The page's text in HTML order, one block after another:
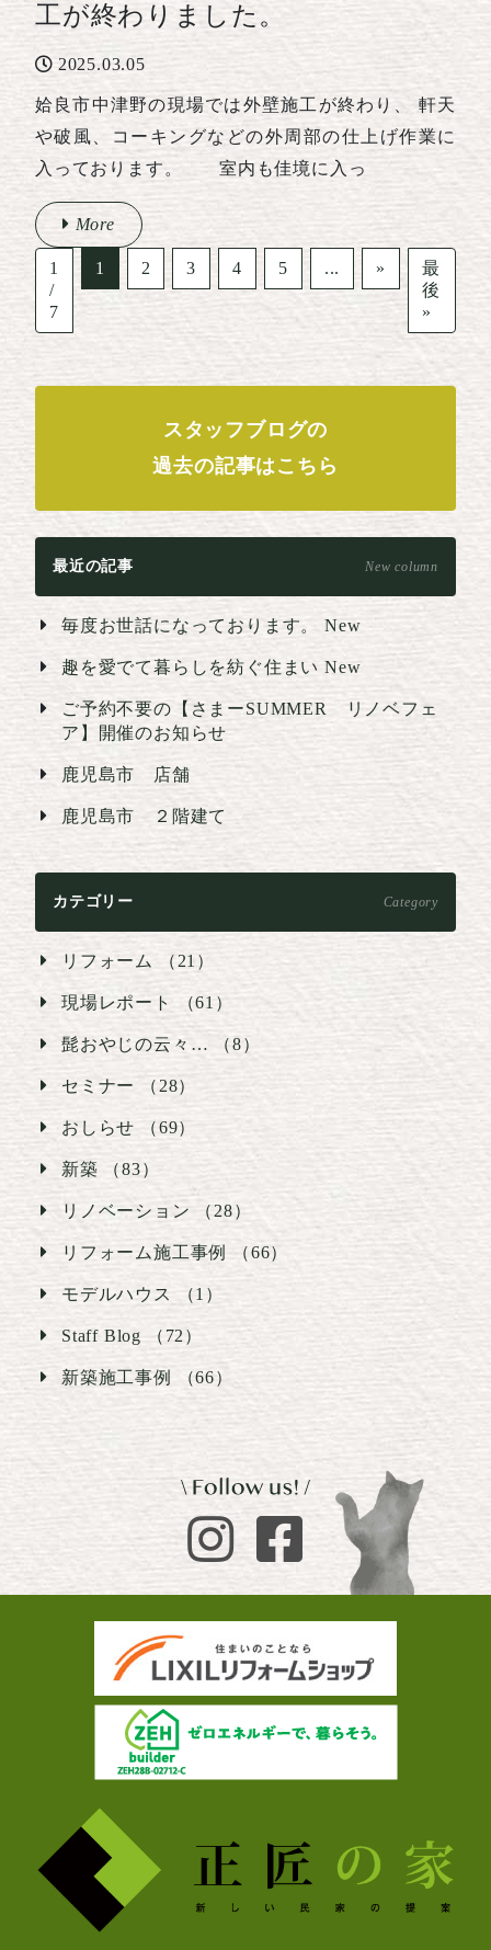
工が終わりました。
2025.03.05
姶良市中津野の現場では外壁施工が終わり、 軒天
や破風、コーキングなどの外周部の仕上げ作業に
入っております。 室内も佳境に入っ
More
1
/
7
1 2 3 4 5 ... »
最
後
»
スタッフブログの
過去の記事はこちら
最近の記事 New column
毎度お世話になっております。New
趣を愛でて暮らしを紡ぐ住まいNew
ご予約不要の【さまーSUMMER リノベフェ
ア】開催のお知らせ
鹿児島市 店舗
鹿児島市 ２階建て
カテゴリー Category
リフォーム （21）
現場レポート （61）
髭おやじの云々… （8）
セミナー （28）
おしらせ （69）
新築 （83）
リノベーション （28）
リフォーム施工事例 （66）
モデルハウス （1）
Staff Blog （72）
新築施工事例 （66）